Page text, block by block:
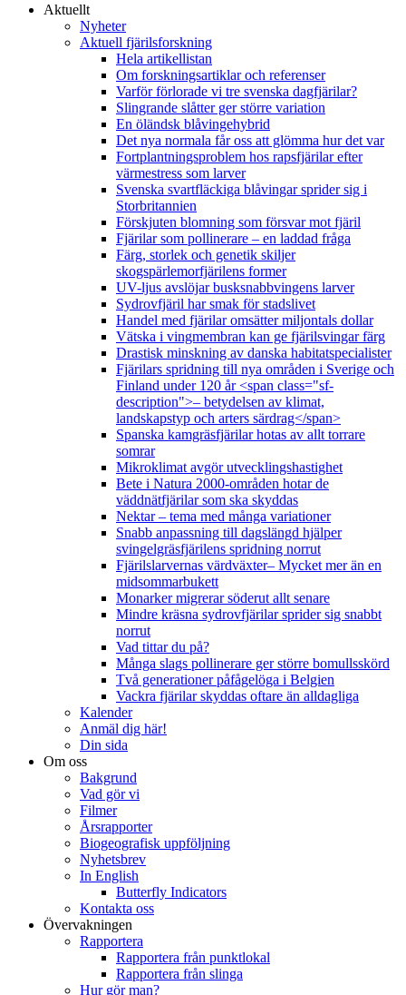
Aktuellt
Nyheter
Aktuell fjärilsforskning
Hela artikellistan
Om forskningsartiklar och referenser
Varför förlorade vi tre svenska dagfjärilar?
Slingrande slåtter ger större variation
En öländsk blåvingehybrid
Det nya normala får oss att glömma hur det var
Fortplantningsproblem hos rapsfjärilar efter
värmestress som larver
Svenska svartfläckiga blåvingar sprider sig i
Storbritannien
Förskjuten blomning som försvar mot fjäril
Fjärilar som pollinerare – en laddad fråga
Färg, storlek och genetik skiljer
skogspärlemorfjärilens former
UV-ljus avslöjar busksnabbvingens larver
Sydrovfjäril har smak för stadslivet
Handel med fjärilar omsätter miljontals dollar
Vätska i vingmembran kan ge fjärilsvingar färg
Drastisk minskning av danska habitatspecialister
Fjärilars spridning till nya områden i Sverige och
Finland under 120 år <span class="sf-
description">– betydelsen av klimat,
landskapstyp och arters särdrag</span>
Spanska kamgräsfjärilar hotas av allt torrare
somrar
Mikroklimat avgör utvecklingshastighet
Bete i Natura 2000-områden hotar de
väddnätfjärilar som ska skyddas
Nektar – tema med många variationer
Snabb anpassning till dagslängd hjälper
svingelgräsfjärilens spridning norrut
Fjärilslarvernas värdväxter– Mycket mer än en
midsommarbukett
Monarker migrerar söderut allt senare
Mindre kräsna sydrovfjärilar sprider sig snabbt
norrut
Vad tittar du på?
Många slags pollinerare ger större bomullsskörd
Två generationer påfågelöga i Belgien
Vackra fjärilar skyddas oftare än alldagliga
Kalender
Anmäl dig här!
Din sida
Om oss
Bakgrund
Vad gör vi
Filmer
Årsrapporter
Biogeografisk uppföljning
Nyhetsbrev
In English
Butterfly Indicators
Kontakta oss
Övervakningen
Rapportera
Rapportera från punktlokal
Rapportera från slinga
Hur gör man?